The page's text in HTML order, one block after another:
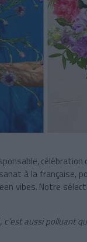
à la française,
vibes. Notre
aussi polluant